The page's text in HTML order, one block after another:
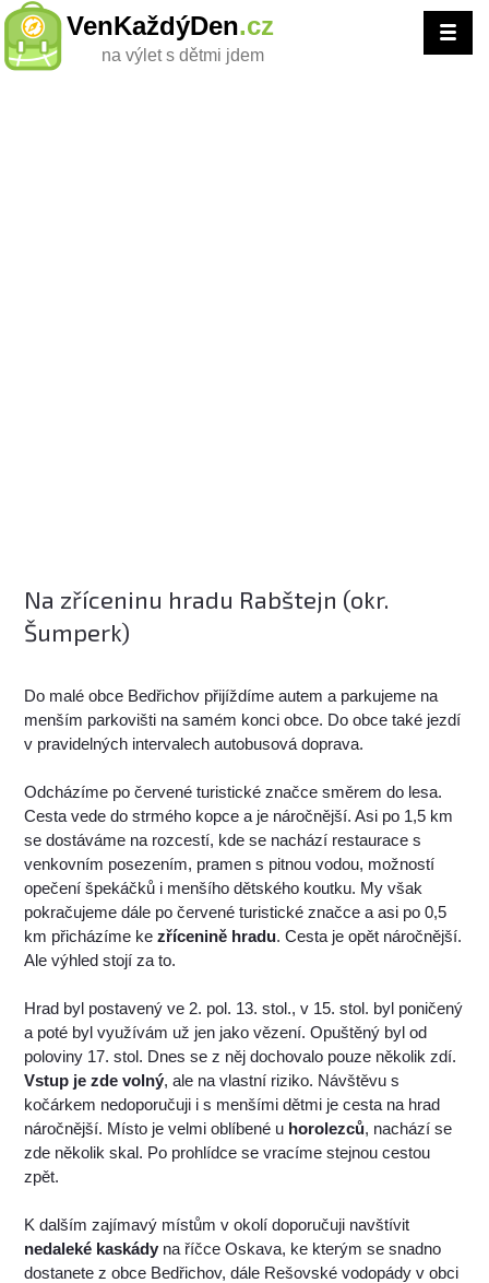
VenKaždýDen.cz
na výlet s dětmi jdem
Na zříceninu hradu Rabštejn (okr.
Šumperk)
Do malé obce Bedřichov přijíždíme autem a parkujeme na
menším parkovišti na samém konci obce. Do obce také jezdí
v pravidelných intervalech autobusová doprava.
Odcházíme po červené turistické značce směrem do lesa.
Cesta vede do strmého kopce a je náročnější. Asi po 1,5 km
se dostáváme na rozcestí, kde se nachází restaurace s
venkovním posezením, pramen s pitnou vodou, možností
opečení špekáčků i menšího dětského koutku. My však
pokračujeme dále po červené turistické značce a asi po 0,5
km přicházíme kezřícenině hradu. Cesta je opět náročnější.
Ale výhled stojí za to.
Hrad byl postavený ve 2. pol. 13. stol., v 15. stol. byl poničený
a poté byl využívám už jen jako vězení. Opuštěný byl od
poloviny 17. stol. Dnes se z něj dochovalo pouze několik zdí.
Vstup je zde volný, ale na vlastní riziko. Návštěvu s
kočárkem nedoporučuji i s menšími dětmi je cesta na hrad
náročnější. Místo je velmi oblíbené u horolezců, nachází se
zde několik skal. Po prohlídce se vracíme stejnou cestou
zpět.
K dalším zajímavý místům v okolí doporučuji navštívit
nedaleké kaskády na říčce Oskava, ke kterým se snadno
dostanete z obce Bedřichov, dále Rešovské vodopády v obci